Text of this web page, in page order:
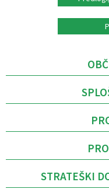
STRATEŠKI